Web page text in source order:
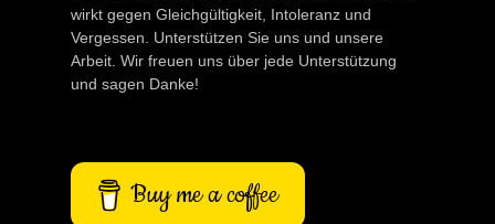
wirkt gegen Gleichgültigkeit, Intoleranz und
Vergessen. Unterstützen Sie uns und unsere
Arbeit. Wir freuen uns über jede Unterstützung
und sagen Danke!
Buy me a coffee